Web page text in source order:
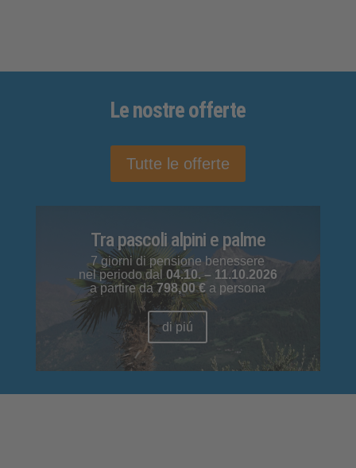
Le nostreofferte
Tutte le offerte
Tra pascoli alpini e palme
7 giorni di pensione benessere
nel periodo dal 04.10. – 11.10.2026
a partire da798,00 € a persona
di piú